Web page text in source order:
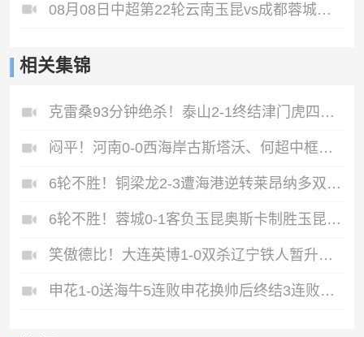
08月08日中超第22轮云南玉昆vs成都蓉城全场录像
相关集锦
克雷桑93分钟绝杀！泰山2-1终结津门虎四连胜，刘洋、哈达斯破门
闷平！河南0-0西海岸古斯塔沃、何超中框阿布拉汗替补席染红
6轮不胜！铜梁龙2-3遭海港逆转莱昂纳多双响海港甩开降级区7分
6轮不胜！蓉城0-1客负玉昆奥斯卡制胜玉昆暂第三蓉城全场1射正
笑傲德比！大连英博1-0双杀辽宁铁人暂升第2斯坦丘远射制胜
申花1-0送海牛5连败申花换帅后终结3连败阿苏埃助攻徐皓阳制胜